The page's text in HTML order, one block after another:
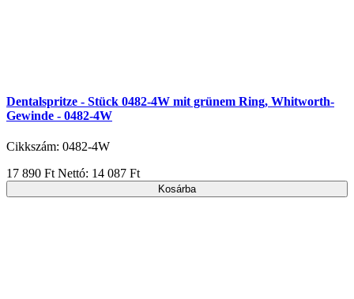
Dentalspritze - Stück 0482-4W mit grünem Ring, Whitworth-
Gewinde - 0482-4W
Cikkszám: 0482-4W
17 890 Ft Nettó: 14 087 Ft
Kosárba